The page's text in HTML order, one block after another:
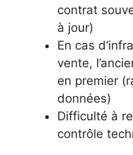
contrat
à jour)
En cas
vente,
en premier
données)
Difficulté à
contrôle